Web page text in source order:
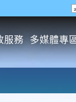
服務 多媒體專